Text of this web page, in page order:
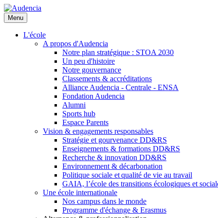
Aller
au
contenu
principal
Menu
L'école
A propos d'Audencia
Notre plan stratégique : STOA 2030
Un peu d'histoire
Notre gouvernance
Classements & accréditations
Alliance Audencia - Centrale - ENSA
Fondation Audencia
Alumni
Sports hub
Espace Parents
Vision & engagements responsables
Stratégie et gourvenance DD&RS
Enseignements & formations DD&RS
Recherche & innovation DD&RS
Environnement & décarbonation
Politique sociale et qualité de vie au travail
GAIA, l’école des transitions écologiques et
Une école internationale
Nos campus dans le monde
Programme d'échange & Erasmus